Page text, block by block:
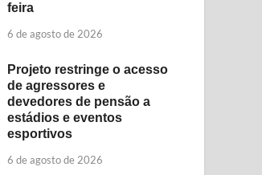
feira
6 de agosto de 2026
Projeto restringe o acesso
de agressores e
devedores de pensão a
estádios e eventos
esportivos
6 de agosto de 2026